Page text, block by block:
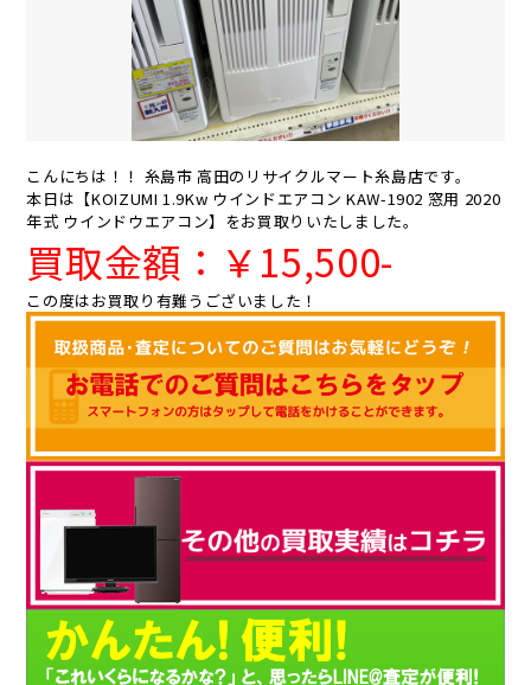
こんにちは！！ 糸島市 高田のリサイクルマート糸島店です。
本日は【KOIZUMI 1.9Kw ウインドエアコン KAW-1902 窓用 2020
年式 ウインドウエアコン】をお買取りいたしました。
買取金額：￥15,500-
この度はお買取り有難うございました！